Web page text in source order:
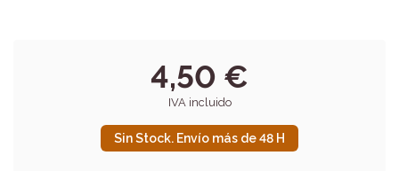
4,50 €
IVA incluido
Sin Stock. Envío más de 48 H